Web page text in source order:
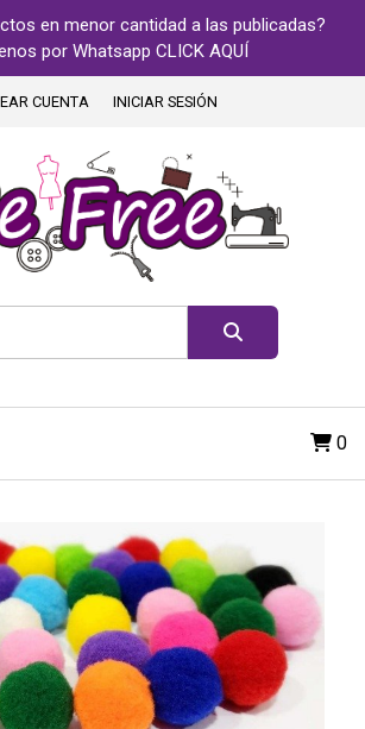
en menor cantidad a las publicadas?
por Whatsapp CLICK AQUÍ
CUENTA INICIAR SESIÓN
0